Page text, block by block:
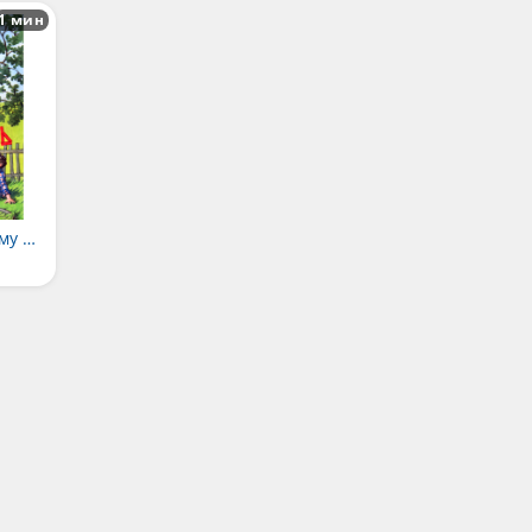
Как Миша хотел маму перехитрить
мин